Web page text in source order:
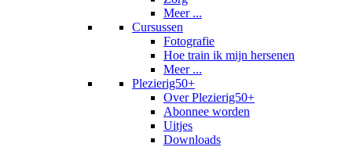
Meer ...
Cursussen
Fotografie
Hoe train ik mijn hersenen
Meer ...
Plezierig50+
Over Plezierig50+
Abonnee worden
Uitjes
Downloads